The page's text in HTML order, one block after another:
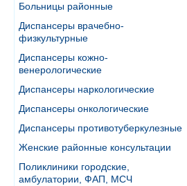
Больницы районные
Диспансеры врачебно-
физкультурные
Диспансеры кожно-
венерологические
Диспансеры наркологические
Диспансеры онкологические
Диспансеры противотуберкулезные
Женские районные консультации
Поликлиники городские,
амбулатории, ФАП, МСЧ